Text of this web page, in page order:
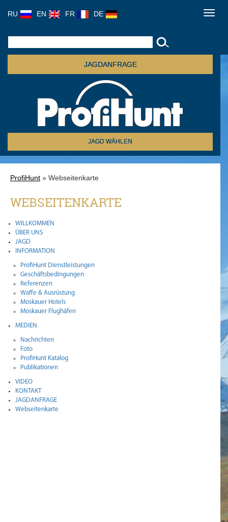
RU EN FR DE
JAGDANFRAGE
JAGD WÄHLEN
ProfiHunt » Webseitenkarte
WEBSEITENKARTE
WILLKOMMEN
ÜBER UNS
JAGD
INFORMATION
ProfiHunt Dienstleistungen
Geschäftsbedingungen
Referenzen
Waffe & Ausrüstung
Moskauer Hotels
Moskauer Flughäfen
MEDIEN
Nachrichten
Foto
ProfiHunt Katalog
Publikationen
VIDEO
KONTAKT
JAGDANFRAGE
Webseitenkarte